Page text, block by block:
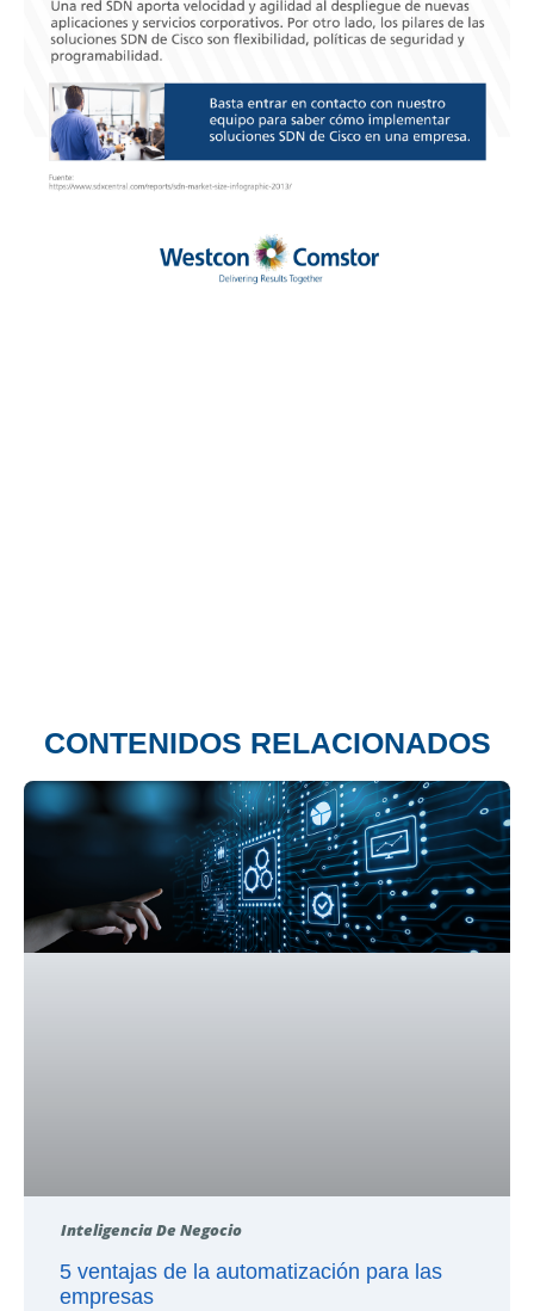
CONTENIDOS RELACIONADOS
Inteligencia De Negocio
5 ventajas de la automatización para las
empresas